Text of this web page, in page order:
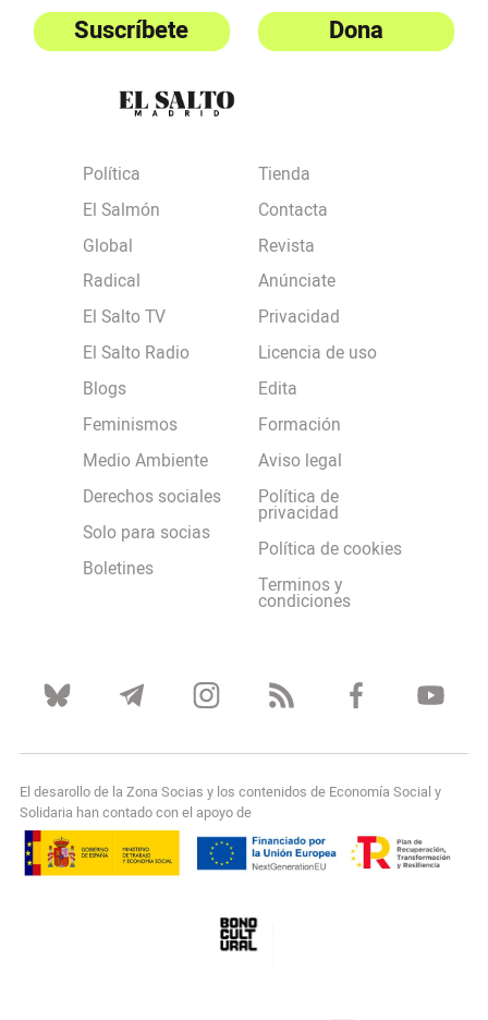
Suscríbete Dona
Política
El Salmón
Global
Radical
El Salto TV
El Salto Radio
Blogs
Feminismos
Medio Ambiente
Derechos sociales
Solo para socias
Boletines
Tienda
Contacta
Revista
Anúnciate
Privacidad
Licencia de uso
Edita
Formación
Aviso legal
Política de
privacidad
Política de cookies
Terminos y
condiciones
El desarollo de la Zona Socias y los contenidos de Economía Social y
Solidaria han contado con el apoyo de